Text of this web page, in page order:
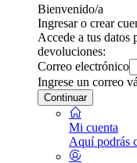
Bienvenido/a
Ingresar o crear
Accede a tus datos
devoluciones:
Correo electrónico
Ingrese un correo
Continuar
Mi cuenta
Aquí podrás